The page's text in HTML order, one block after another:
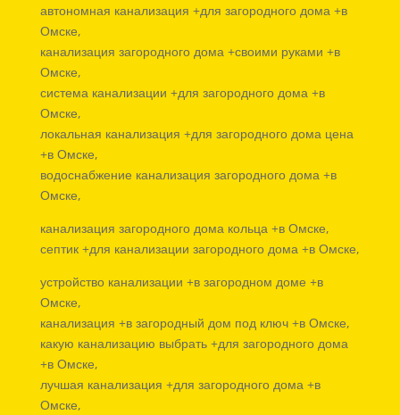
автономная канализация +для загородного дома +в
Омске,
канализация загородного дома +своими руками +в
Омске,
система канализации +для загородного дома +в
Омске,
локальная канализация +для загородного дома цена
+в Омске,
водоснабжение канализация загородного дома +в
Омске,
канализация загородного дома кольца +в Омске,
септик +для канализации загородного дома +в Омске,
устройство канализации +в загородном доме +в
Омске,
канализация +в загородный дом под ключ +в Омске,
какую канализацию выбрать +для загородного дома
+в Омске,
лучшая канализация +для загородного дома +в
Омске,